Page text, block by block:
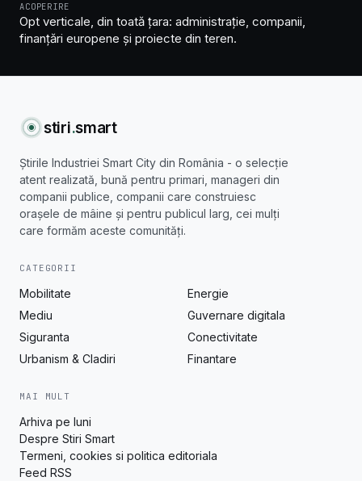
ACOPERIRE
Opt verticale, din toată țara: administrație, companii,
finanțări europene și proiecte din teren.
stiri.smart
Știrile Industriei Smart City din România - o selecție
atent realizată, bună pentru primari, manageri din
companii publice, companii care construiesc
orașele de mâine și pentru publicul larg, cei mulți
care formăm aceste comunități.
CATEGORII
Mobilitate
Energie
Mediu
Guvernare digitala
Siguranta
Conectivitate
Urbanism & Cladiri
Finantare
MAI MULT
Arhiva pe luni
Despre Stiri Smart
Termeni, cookies si politica editoriala
Feed RSS